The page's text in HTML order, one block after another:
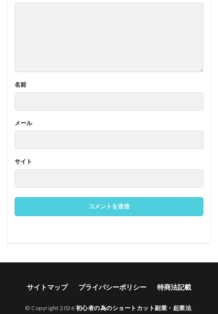
名前
メール
サイト
サイトマップ プライバシーポリシー 特商法記載
© Copyright 2026 初心者の為のショートカット副業・起業法